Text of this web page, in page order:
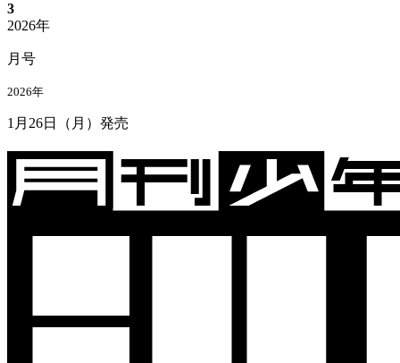
3
2026年
月号
2026年
1月26日 （ 月 ） 発売